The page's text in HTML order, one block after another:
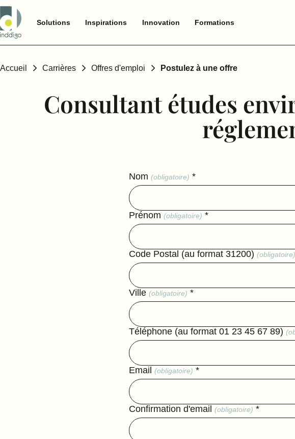
Solutions Inspirations Innovation Formations
Accueil Carrières Offres d'emploi Postulez à une offre
Consultant études
Nom (obligatoire) *
Prénom (obligatoire) *
Code Postal (au format 31200) (obligatoire)
Ville (obligatoire) *
Téléphone (au format 01 23 45 67 89)
Email (obligatoire) *
Confirmation d'email (obligatoire) *